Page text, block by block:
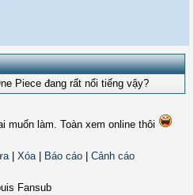
Piece đang rất nổi tiếng vậy?
muốn làm. Toàn xem online thôi
| Xóa| Báo cáo
Cảnh cáo
Fansub